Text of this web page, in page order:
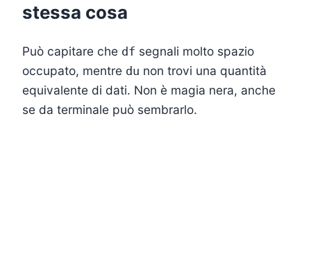
stessa cosa
Può capitare che df segnali molto spazio
occupato, mentre du non trovi una quantità
equivalente di dati. Non è magia nera, anche
se da terminale può sembrarlo.